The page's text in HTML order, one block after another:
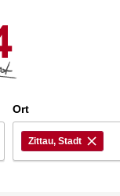
Ort
Zittau, Stadt